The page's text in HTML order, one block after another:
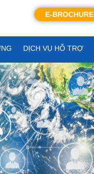
E-BROCHURE
DỊCH VỤ HỖ TRỢ